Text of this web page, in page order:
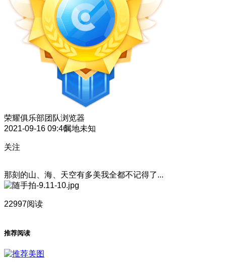
荣耀俱乐部团队浏览器
2021-09-16 09:46属地未知
关注
那刻的山、海、天空有多美我全都不记得了...
22997阅读
推荐阅读